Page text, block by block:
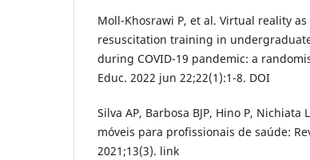
Moll-Khosrawi P, et al. Virtual reality
resuscitation training in
during COVID-19 pandemic: a
Educ. 2022 jun 22;22(1):1-8. DOI
Silva AP, Barbosa BJP, Hino P,
móveis para profissionais de saúde:
2021;13(3). link